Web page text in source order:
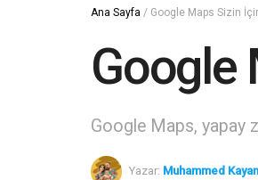
Ana Sayfa / Google Maps Sizin
Google
Google Maps, yapay
Yazar: Muhammed Kayan